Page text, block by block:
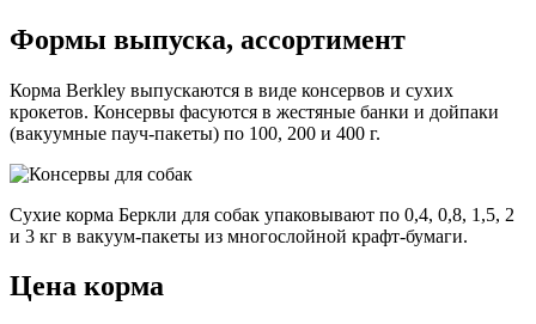
Формы выпуска, ассортимент
Корма Berkley выпускаются в виде консервов и сухих
крокетов. Консервы фасуются в жестяные банки и дойпаки
(вакуумные пауч-пакеты) по 100, 200 и 400 г.
Сухие корма Беркли для собак упаковывают по 0,4, 0,8, 1,5, 2
и 3 кг в вакуум-пакеты из многослойной крафт-бумаги.
Цена корма